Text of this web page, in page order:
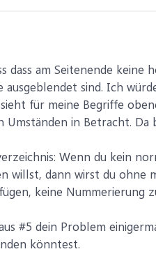
dass am Seitenende
sind. Ich
für meine Begriffe
in Betracht. Da
Wenn du kein
willst, dann wirst du ohne
keine Nummerierung
#5 dein Problem
könntest.